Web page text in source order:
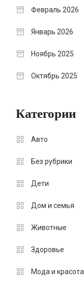
Февраль 2026
Январь 2026
Ноябрь 2025
Октябрь 2025
Категории
Авто
Без рубрики
Дети
Дом и семья
Животные
Здоровье
Мода и красота